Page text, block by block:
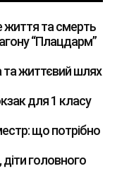
життя та смерть
“Плацдарм”
та життєвий шлях
для 1 класу
що потрібно
діти головного